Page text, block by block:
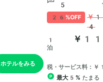
ホテルをみる
5
26%OFF
￥
4
1
泊
￥
税・サービス料
最大5% たまる